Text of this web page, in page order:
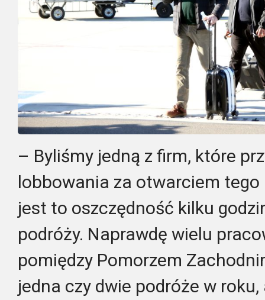
– Byliśmy jedną z firm, które
lobbowania za otwarciem tego
jest to oszczędność kilku
podróży. Naprawdę wielu
pomiędzy Pomorzem
jedna czy dwie podróże w